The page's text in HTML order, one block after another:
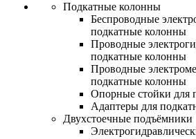
Подкатные колонны
Беспроводные
подкатные колонны
Проводные
подкатные колонны
Проводные
подкатные колонны
Опорные стойки для
Адаптеры для
Двухстоечные подъёмники